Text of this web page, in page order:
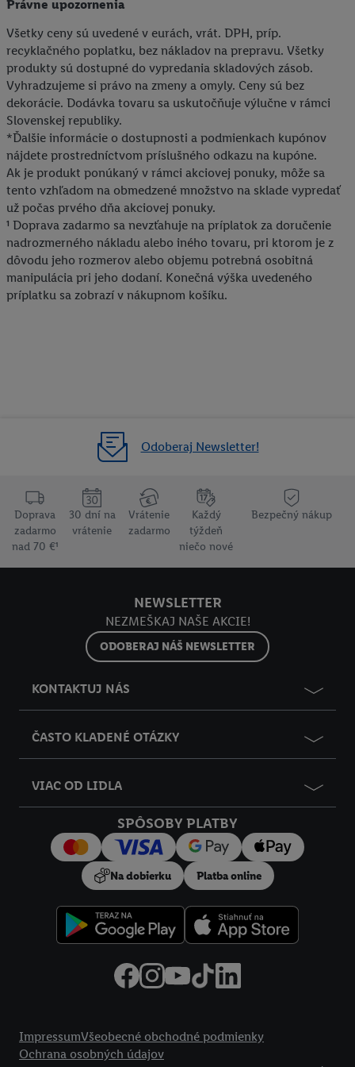
Právne upozornenia
Všetky ceny sú uvedené v eurách, vrát. DPH, príp.
recyklačného poplatku, bez nákladov na prepravu. Všetky
produkty sú dostupné do vypredania skladových zásob.
Vyhradzujeme si právo na zmeny a omyly. Ceny sú bez
dekorácie. Dodávka tovaru sa uskutočňuje výlučne v rámci
Slovenskej republiky.
*Ďalšie informácie o dostupnosti a podmienkach kupónov
nájdete prostredníctvom príslušného odkazu na kupóne.
Ak je produkt ponúkaný v rámci akciovej ponuky, môže sa
tento vzhľadom na obmedzené množstvo na sklade vypredať
už počas prvého dňa akciovej ponuky.
¹ Doprava zadarmo sa nevzťahuje na príplatok za doručenie
nadrozmerného nákladu alebo iného tovaru, pri ktorom je z
dôvodu jeho rozmerov alebo objemu potrebná osobitná
manipulácia pri jeho dodaní. Konečná výška uvedeného
príplatku sa zobrazí v nákupnom košíku.
Odoberaj Newsletter!
Doprava
zadarmo
nad 70 €¹
30 dní na
vrátenie
Vrátenie
zadarmo
Každý
týždeň
niečo nové
Bezpečný nákup
NEWSLETTER
NEZMEŠKAJ NAŠE AKCIE!
ODOBERAJ NÁŠ NEWSLETTER
KONTAKTUJ NÁS
ČASTO KLADENÉ OTÁZKY
VIAC OD LIDLA
SPÔSOBY PLATBY
Na dobierku Platba online
ImpressumVšeobecné obchodné podmienky
Ochrana osobných údajov
údajov.
Kliknutím na možnosť "Odmietnuť" môžete povoliť iba
používanie potrebných technológií. Kliknutím na "Súhlasím"
vyjadríte súhlas so spracúvaním na všetky vyššie uvedené účely.
Ďalšie informácie vrátane informácií o dobe uchovávania
údajov a Vašom práve kedykoľvek odvolať súhlas s účinnosťou
do budúcnosti nájdete v našichzásadách ochrany osobných
údajov.Imprint nájdete tu.